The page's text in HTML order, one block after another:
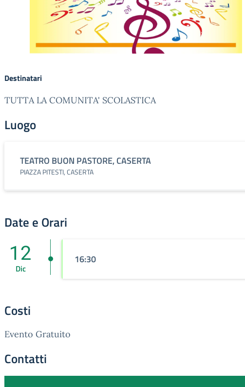
Destinatari
TUTTA LA COMUNITA' SCOLASTICA
Luogo
TEATRO BUON PASTORE, CASERTA
PIAZZA PITESTI, CASERTA
Date e Orari
12
Dic
16:30
Costi
Evento Gratuito
Contatti